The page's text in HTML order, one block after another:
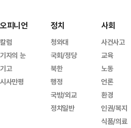
오피니언
칼럼
기자의 눈
기고
시사만평
정치
청와대
국회/정당
북한
행정
국방/외교
정치일반
사회
사건사고
교육
노동
언론
환경
인권/복지
식품/의료